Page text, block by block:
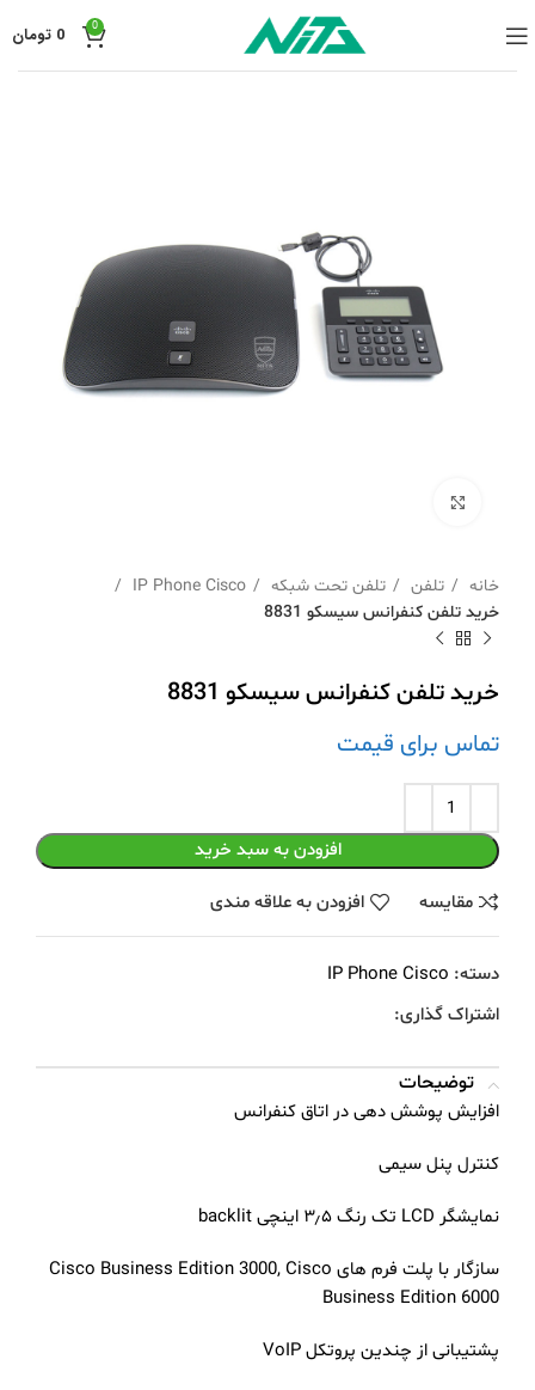
0
0 تومان
خانه تلفن تلفن تحت شبکه
IP Phone Cisco
خرید تلفن کنفرانس سیسکو 8831
خرید تلفن کنفرانس سیسکو 8831
تماس برای قیمت
افزودن به سبد خرید
مقايسه افزودن به علاقه مندی
دسته: IP Phone Cisco
اشتراک گذاری:
توضیحات
افزایش پوشش دهی در اتاق کنفرانس
کنترل پنل سیمی
نمایشگر LCD تک رنگ ۳٫۵ اینچی backlit
سازگار با پلت فرم های Cisco Business Edition 3000, Cisco
Business Edition 6000
پشتیبانی از چندین پروتکل VoIP